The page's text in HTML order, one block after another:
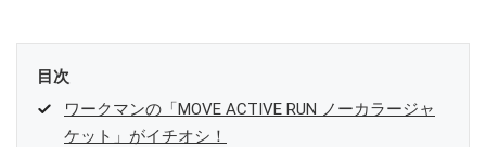
目次
ワークマンの「MOVE ACTIVE RUN ノーカラージャ
ケット」がイチオシ！